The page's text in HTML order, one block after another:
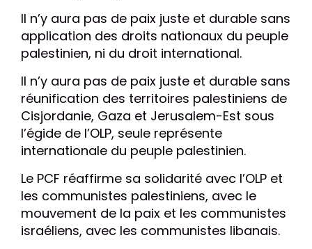
Il n’y aura pas de paix juste et durable sans
application des droits nationaux du peuple
palestinien, ni du droit international.
Il n’y aura pas de paix juste et durable sans
réunification des territoires palestiniens de
Cisjordanie, Gaza et Jerusalem-Est sous
l’égide de l’OLP, seule représente
internationale du peuple palestinien.
Le PCF réaffirme sa solidarité avec l’OLP et
les communistes palestiniens, avec le
mouvement de la paix et les communistes
israéliens, avec les communistes libanais.